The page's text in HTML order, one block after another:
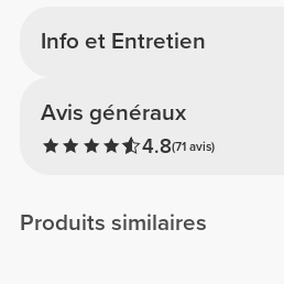
Info et Entretien
Avis généraux
4.8(71 avis)
Produits similaires